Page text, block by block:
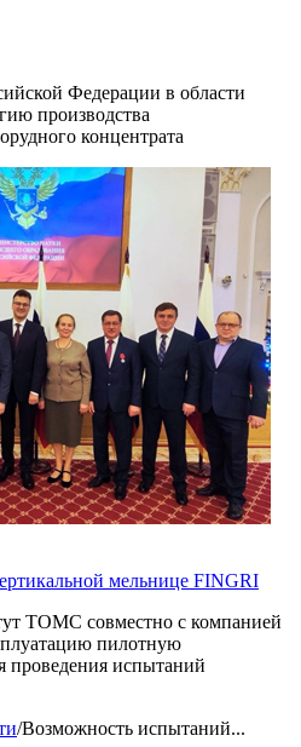
Федерации в области
производства
концентрата
мельнице FINGRI
ТОМС совместно с компанией
пилотную
проведения испытаний
/Возможность испытаний...